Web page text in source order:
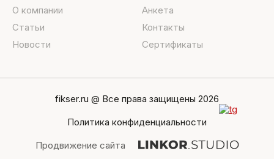
О компании
Статьи
Новости
Анкета
Контакты
Сертификаты
fikser.ru @ Все права защищены 2026
Политика конфиденциальности
Продвижение сайта